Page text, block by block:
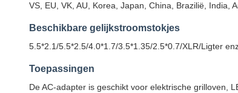
VS, EU, VK, AU, Korea, Japan, China, Brazilië, India,
Beschikbare gelijkstroomstokjes
5.5*2.1/5.5*2.5/4.0*1.7/3.5*1.35/2.5*0.7/XLR/Ligter
Toepassingen
De AC-adapter is geschikt voor elektrische grilloven,